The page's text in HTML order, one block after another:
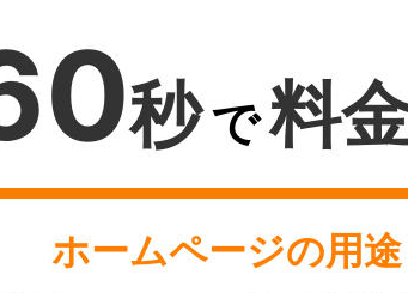
秒で料
ホームページの用途